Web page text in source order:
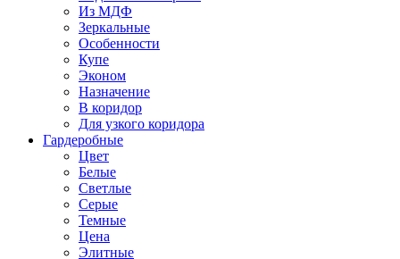
Из МДФ
Зеркальные
Особенности
Купе
Эконом
Назначение
В коридор
Для узкого коридора
Гардеробные
Цвет
Белые
Светлые
Серые
Темные
Цена
Элитные